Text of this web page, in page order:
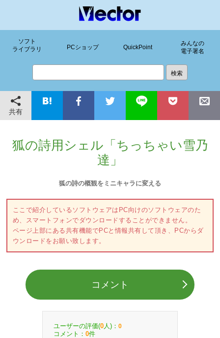
ソフト
ライブラリ
PCショップ QuickPoint
みんなの
電子署名
共有
狐の詩用シェル「ちっちゃい雪乃
達」
狐の詩の概観をミニキャラに変える
ここで紹介しているソフトウェアはPC向けのソフトウェアのた
め、スマートフォンでダウンロードすることができません。
ページ上部にある共有機能でPCと情報共有して頂き、PCからダ
ウンロードをお願い致します。
コメント
ユーザーの評価(0 人)： 0
コメント： 0件